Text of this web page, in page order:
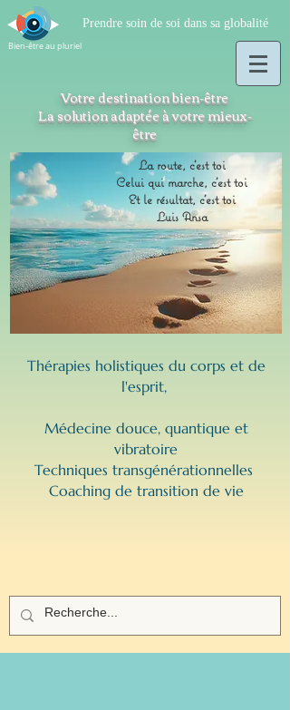
Prendre soin de soi dans sa globalité
Bien-être au pluriel
Votre destination bien-être
La solution adaptée à votre mieux-
être
La route, c'est toi
Celui qui marche, c'est toi
Et le résultat, c'est toi
Luis Ansa
Thérapies holistiques du corps et de
l'esprit,
Médecine douce, quantique et
vibratoire
Techniques transgénérationnelles ​
Coaching de transition de vie